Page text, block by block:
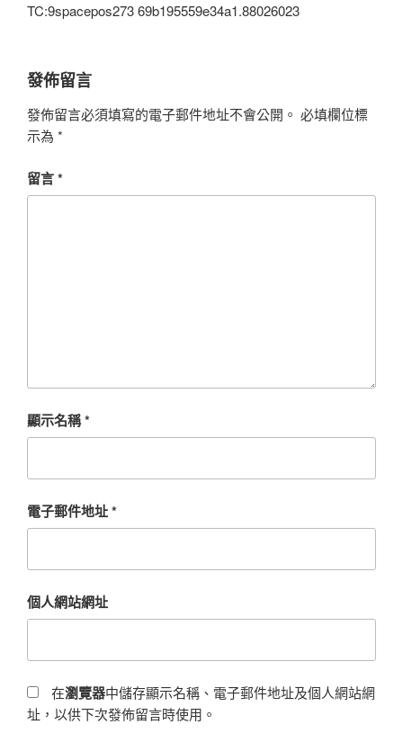
TC:9spacepos273 69b195559e34a1.88026023
發佈留言
發佈留言必須填寫的電子郵件地址不會公開。 必填欄位標
示為 *
留言*
顯示名稱*
電子郵件地址*
個人網站網址
在瀏覽器中儲存顯示名稱、電子郵件地址及個人網站網
址，以供下次發佈留言時使用。